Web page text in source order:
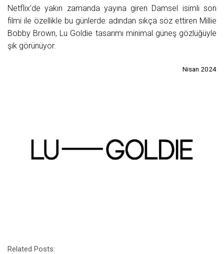
Netflix’de yakın zamanda yayına giren Damsel isimli son
filmi ile özellikle bu günlerde adından sıkça söz ettiren Millie
Bobby Brown, Lu Goldie tasarımı minimal güneş gözlüğüyle
şık görünüyor.
Nisan 2024
Related Posts: